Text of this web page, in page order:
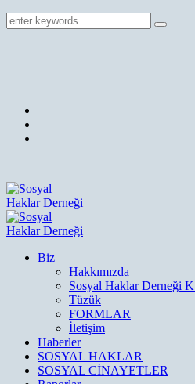
Biz
Hakkımızda
Sosyal Haklar Derneği
Tüzük
FORMLAR
İletişim
Haberler
SOSYAL HAKLAR
SOSYAL CİNAYETLER